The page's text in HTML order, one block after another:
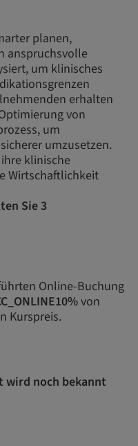
planen,
anspruchsvolle
um klinisches
erhalten
von
um
umzusetzen.
klinische
Wirtschaftlichkeit
Sie 3
Online-Buchung
von
Kurspreis.
wird noch bekannt